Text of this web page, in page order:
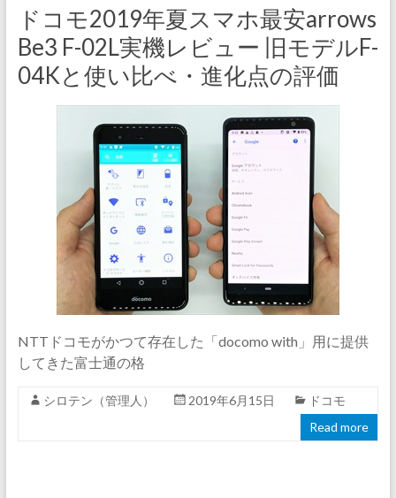
り
かる
サイ
ト
ドコモ2019年夏スマホ最安arrows
Be3 F-02L実機レビュー 旧モデルF-
04Kと使い比べ・進化点の評価
NTTドコモがかつて存在した「docomo with」用に提供
してきた富士通の格
シロテン（管理人） 2019年6月15日
ドコモ
Read more